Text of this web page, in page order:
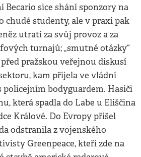
Becario sice shání sponzory na
studenty, ale v praxi pak
utratí za svůj provoz a za
turnajů; „smutné otázky“
pražskou veřejnou diskusí
kam přijela ve vládní
policejním bodyguardem. Hasiči
která spadla do Labe u Eliščina
Králové. Do Evropy přišel
odstranila z vojenského
Greenpeace, kteří zde na